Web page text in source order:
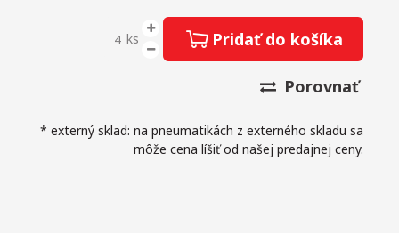
ks Pridať do košíka
Porovnať
* externý sklad: na pneumatikách z externého skladu sa
môže cena líšiť od našej predajnej ceny.